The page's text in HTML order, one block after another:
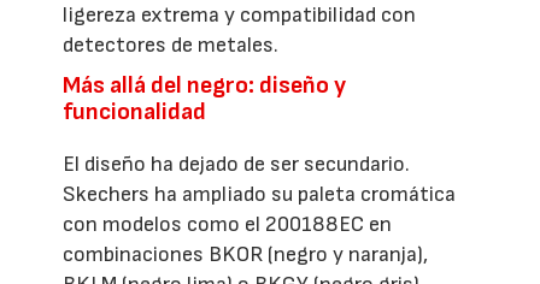
ligereza extrema y compatibilidad con
detectores de metales.
Más allá del negro: diseño y
funcionalidad
El diseño ha dejado de ser secundario.
Skechers ha ampliado su paleta cromática
con modelos como el 200188EC en
combinaciones BKOR (negro y naranja),